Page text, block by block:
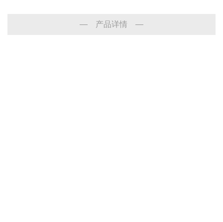
— 产品详情 —